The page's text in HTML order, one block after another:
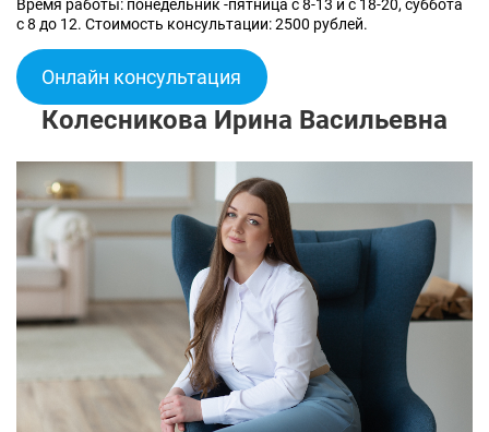
Время работы: понедельник -пятница с 8-13 и с 18-20, суббота
с 8 до 12. Стоимость консультации: 2500 рублей.
Онлайн консультация
Колесникова Ирина Васильевна